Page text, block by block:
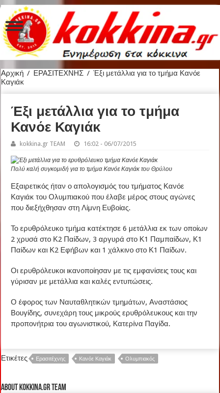
Αρχική / ΕΡΑΣΙΤΕΧΝΗΣ / Έξι μετάλλια για το τμήμα Κανόε
Καγιάκ
Έξι μετάλλια για το τμήμα
Κανόε Καγιάκ
kokkina.gr TEAM 16:02 - 06/07/2015
Πολύ καλή συγκομιδή για το τμήμα Κανόε Καγιάκ του Θρύλου
Εξαιρετικός ήταν ο απολογισμός του τμήματος Κανόε
Καγιάκ του Ολυμπιακού που έλαβε μέρος στους αγώνες
που διεξήχθησαν στη Λίμνη Ευβοίας.
Το ερυθρόλευκο τμήμα κατέκτησε 6 μετάλλια εκ των οποίων
2 χρυσά στο Κ2 Παίδων, 3 αργυρά στο Κ1 Παμπαίδων, Κ1
Παίδων και Κ2 Εφήβων και 1 χάλκινο στο Κ1 Παίδων.
Οι ερυθρόλευκοι ικανοποίησαν με τις εμφανίσεις τους και
γύρισαν με μετάλλια και καλές εντυπώσεις.
Ο έφορος των Ναυταθλητικών τμημάτων, Αναστάσιος
Βουγίδης, συνεχάρη τους μικρούς ερυθρόλευκους και την
προπονήτρια του αγωνιστικού, Κατερίνα Παγίδα.
Ετικέτες Ερασιτέχνης Κανόε Καγιάκ Ολυμπιακός
About kokkina.gr TEAM